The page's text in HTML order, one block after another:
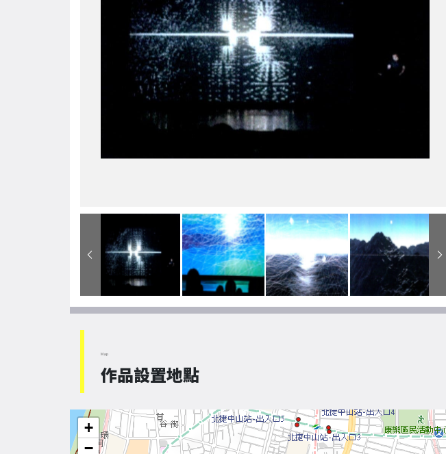
Map
作品設置地點
+
−